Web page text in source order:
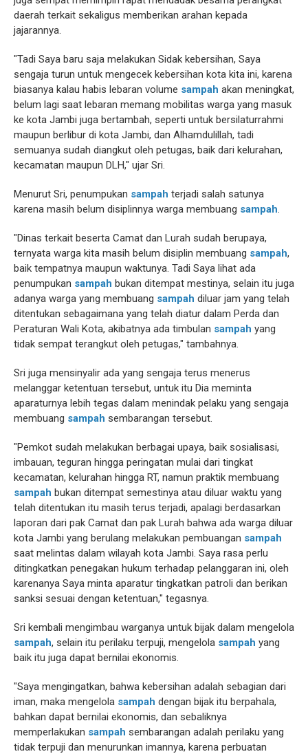
daerah terkait sekaligus memberikan arahan kepada
jajarannya.
"Tadi Saya baru saja melakukan Sidak kebersihan, Saya
sengaja turun untuk mengecek kebersihan kota kita ini, karena
biasanya kalau habis lebaran volume sampah akan meningkat,
belum lagi saat lebaran memang mobilitas warga yang masuk
ke kota Jambi juga bertambah, seperti untuk bersilaturrahmi
maupun berlibur di kota Jambi, dan Alhamdulillah, tadi
semuanya sudah diangkut oleh petugas, baik dari kelurahan,
kecamatan maupun DLH," ujar Sri.
Menurut Sri, penumpukan sampah terjadi salah satunya
karena masih belum disiplinnya warga membuang sampah.
"Dinas terkait beserta Camat dan Lurah sudah berupaya,
ternyata warga kita masih belum disiplin membuang sampah,
baik tempatnya maupun waktunya. Tadi Saya lihat ada
penumpukan sampah bukan ditempat mestinya, selain itu juga
adanya warga yang membuang sampah diluar jam yang telah
ditentukan sebagaimana yang telah diatur dalam Perda dan
Peraturan Wali Kota, akibatnya ada timbulan sampah yang
tidak sempat terangkut oleh petugas," tambahnya.
Sri juga mensinyalir ada yang sengaja terus menerus
melanggar ketentuan tersebut, untuk itu Dia meminta
aparaturnya lebih tegas dalam menindak pelaku yang sengaja
membuang sampah sembarangan tersebut.
"Pemkot sudah melakukan berbagai upaya, baik sosialisasi,
imbauan, teguran hingga peringatan mulai dari tingkat
kecamatan, kelurahan hingga RT, namun praktik membuang
sampah bukan ditempat semestinya atau diluar waktu yang
telah ditentukan itu masih terus terjadi, apalagi berdasarkan
laporan dari pak Camat dan pak Lurah bahwa ada warga diluar
kota Jambi yang berulang melakukan pembuangan sampah
saat melintas dalam wilayah kota Jambi. Saya rasa perlu
ditingkatkan penegakan hukum terhadap pelanggaran ini, oleh
karenanya Saya minta aparatur tingkatkan patroli dan berikan
sanksi sesuai dengan ketentuan," tegasnya.
Sri kembali mengimbau warganya untuk bijak dalam mengelola
sampah, selain itu perilaku terpuji, mengelola sampah yang
baik itu juga dapat bernilai ekonomis.
"Saya mengingatkan, bahwa kebersihan adalah sebagian dari
iman, maka mengelola sampah dengan bijak itu berpahala,
bahkan dapat bernilai ekonomis, dan sebaliknya
memperlakukan sampah sembarangan adalah perilaku yang
tidak terpuji dan menurunkan imannya, karena perbuatan